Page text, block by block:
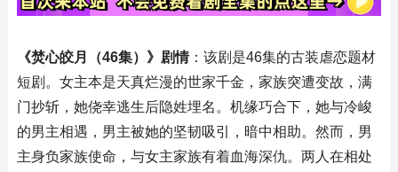
《焚心皎月（46集）》剧情：该剧是46集的古装虐恋题材
短剧。女主本是天真烂漫的世家千金，家族突遭变故，满
门抄斩，她侥幸逃生后隐姓埋名。机缘巧合下，她与冷峻
的男主相遇，男主被她的坚韧吸引，暗中相助。然而，男
主身负家族使命，与女主家族有着血海深仇。两人在相处